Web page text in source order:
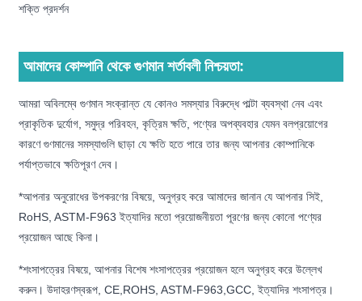
শক্তি প্রদর্শন
আমাদের কোম্পানি থেকে গুণমান শর্তাবলী নিশ্চয়তা:
আমরা অবিলম্বে গুণমান সংক্রান্ত যে কোনও সমস্যার বিরুদ্ধে পাল্টা ব্যবস্থা নেব এবং
প্রাকৃতিক দুর্যোগ, সমুদ্র পরিবহন, কৃত্রিম ক্ষতি, পণ্যের অপব্যবহার যেমন বলপ্রয়োগের
কারণে গুণমানের সমস্যাগুলি ছাড়া যে ক্ষতি হতে পারে তার জন্য আপনার কোম্পানিকে
পর্যাপ্তভাবে ক্ষতিপূরণ দেব।
*আপনার অনুরোধের উপকরণের বিষয়ে, অনুগ্রহ করে আমাদের জানান যে আপনার সিই,
RoHS, ASTM-F963 ইত্যাদির মতো প্রয়োজনীয়তা পূরণের জন্য কোনো পণ্যের
প্রয়োজন আছে কিনা।
*শংসাপত্রের বিষয়ে, আপনার বিশেষ শংসাপত্রের প্রয়োজন হলে অনুগ্রহ করে উল্লেখ
করুন। উদাহরণস্বরূপ, CE,ROHS, ASTM-F963,GCC, ইত্যাদির শংসাপত্র।